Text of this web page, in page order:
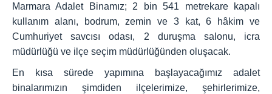
Marmara Adalet Binamız; 2 bin 541 metrekare kapalı
kullanım alanı, bodrum, zemin ve 3 kat, 6 hâkim ve
Cumhuriyet savcısı odası, 2 duruşma salonu, icra
müdürlüğü ve ilçe seçim müdürlüğünden oluşacak.
En kısa sürede yapımına başlayacağımız adalet
binalarımızın şimdiden ilçelerimize, şehirlerimize,